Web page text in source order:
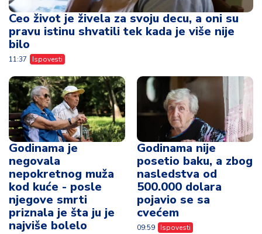
Ceo život je živela za svoju decu, a oni su
pravu istinu shvatili tek kada je više nije
bilo
11:37 Ispovesti
Godinama je
negovala
nepokretnog muža
kod kuće - posle
njegove smrti
priznala je šta ju je
najviše bolelo
Godinama nije
posetio baku, a zbog
nasledstva od
500.000 dolara
pojavio se sa
cvećem
09:59 Ispovesti